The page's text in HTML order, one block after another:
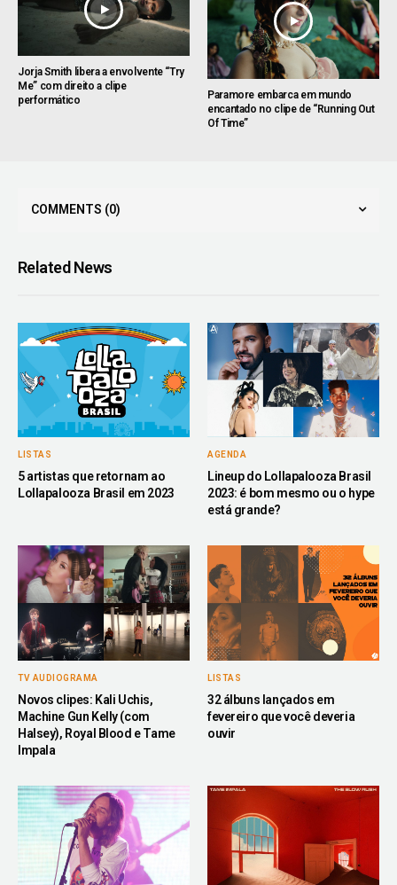
Jorja Smith libera a envolvente “Try
Me” com direito a clipe
performático
Paramore embarca em mundo
encantado no clipe de “Running Out
Of Time”
COMMENTS (0)
Related News
LISTAS
5 artistas que retornam ao
Lollapalooza Brasil em 2023
AGENDA
Lineup do Lollapalooza Brasil
2023: é bom mesmo ou o hype
está grande?
TV AUDIOGRAMA
Novos clipes: Kali Uchis,
Machine Gun Kelly (com
Halsey), Royal Blood e Tame
Impala
LISTAS
32 álbuns lançados em
fevereiro que você deveria
ouvir